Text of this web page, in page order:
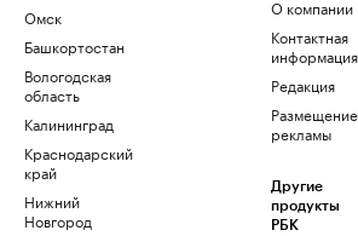
Омск
Башкортостан
Вологодская
область
Калининград
Краснодарский
край
Нижний
Новгород
О компании
Контактная
информация
Редакция
Размещение
рекламы
Другие
продукты
РБК